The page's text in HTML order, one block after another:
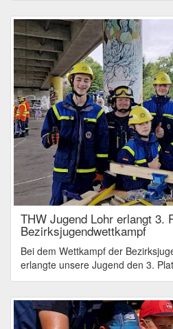
THW Jugend Lohr erlangt 3.
Bezirksjugendwettkampf
Bei dem Wettkampf der
erlangte unsere Jugend den 3.